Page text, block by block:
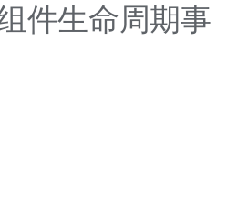
件生命周期事